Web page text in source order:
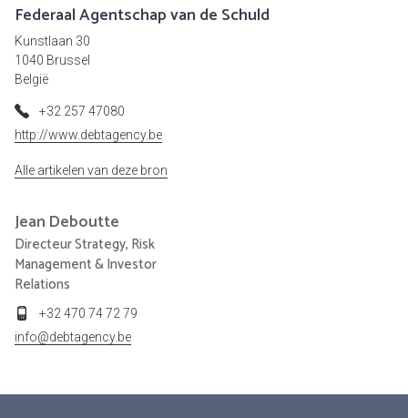
Federaal Agentschap van de Schuld
Kunstlaan 30
1040 Brussel
België
+32 257 47080
http://www.debtagency.be
Alle artikelen van deze bron
Jean Deboutte
Directeur Strategy, Risk
Management & Investor
Relations
+32 470 74 72 79
info@debtagency.be